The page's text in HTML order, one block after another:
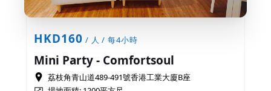
HKD160 / 人 / 每4小時
Mini Party - Comfortsoul
荔枝角青山道489-491號香港工業大廈B座